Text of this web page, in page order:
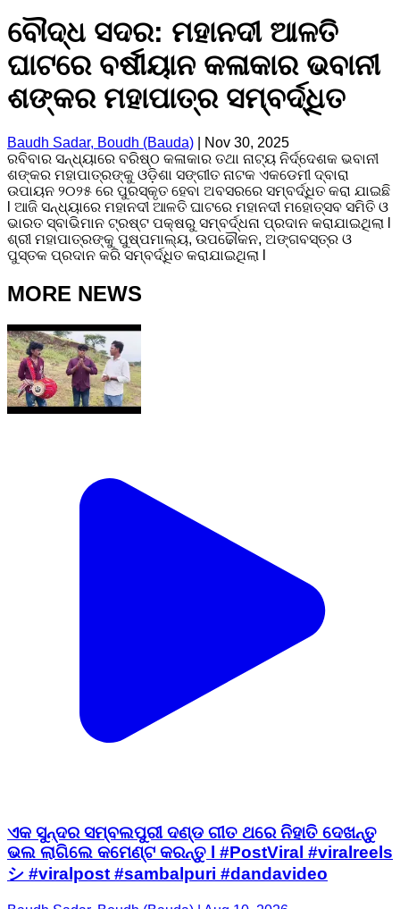
ବୌଦ୍ଧ ସଦର: ମହାନଦୀ ଆଳତି
ଘାଟରେ ବର୍ଷୀୟାନ କଳାକାର ଭବାନୀ
ଶଙ୍କର ମହାପାତ୍ର ସମ୍ବର୍ଦ୍ଧିତ
Baudh Sadar, Boudh (Bauda)
Nov 30, 2025
ରବିବାର ସନ୍ଧ୍ୟାରେ ବରିଷ୍ଠ କଳାକାର ତଥା ନାଟ୍ୟ ନିର୍ଦ୍ଦେଶକ ଭବାନୀ
ଶଙ୍କର ମହାପାତ୍ରଙ୍କୁ ଓଡ଼ିଶା ସଙ୍ଗୀତ ନାଟକ ଏକଡେମୀ ଦ୍ବାରା
ଉପାୟନ ୨୦୨୫ ରେ ପୁରସ୍କୃତ ହେବା ଅବସରରେ ସମ୍ବର୍ଦ୍ଧିତ କରା ଯାଇଛି
l ଆଜି ସନ୍ଧ୍ୟାରେ ମହାନଦୀ ଆଳତି ଘାଟରେ ମହାନଦୀ ମହୋତ୍ସବ ସମିତି ଓ
ଭାରତ ସ୍ବାଭିମାନ ଟ୍ରଷ୍ଟ ପକ୍ଷରୁ ସମ୍ବର୍ଦ୍ଧନା ପ୍ରଦାନ କରାଯାଇଥିଲା l
ଶ୍ରୀ ମହାପାତ୍ରଙ୍କୁ ପୁଷ୍ପମାଲ୍ୟ, ଉପଢୌକନ, ଅଙ୍ଗବସ୍ତ୍ର ଓ
ପୁସ୍ତକ ପ୍ରଦାନ କରି ସମ୍ବର୍ଦ୍ଧିତ କରାଯାଇଥିଲା l
MORE NEWS
ଏକ ସୁନ୍ଦର ସମ୍ବଲପୁରୀ ଦଣ୍ଡ ଗୀତ ଥରେ ନିହାତି ଦେଖନ୍ତୁ
ଭଲ ଲାଗିଲେ କମେଣ୍ଟ କରନ୍ତୁ l #PostViral #viralreels
シ #viralpost #sambalpuri #dandavideo